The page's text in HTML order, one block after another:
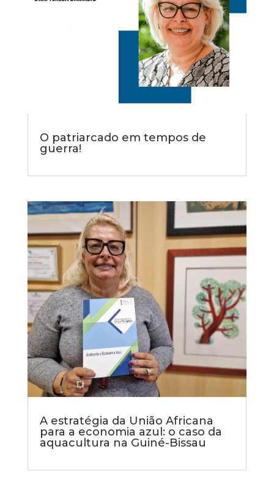
O patriarcado em tempos de
guerra!
A estratégia da União Africana
para a economia azul: o caso da
aquacultura na Guiné-Bissau